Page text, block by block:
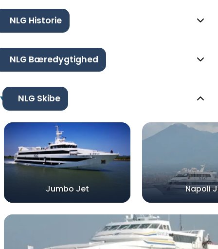
NLG Historie
NLG Bæredygtighed
NLG Skibe
Jumbo Jet Napoli